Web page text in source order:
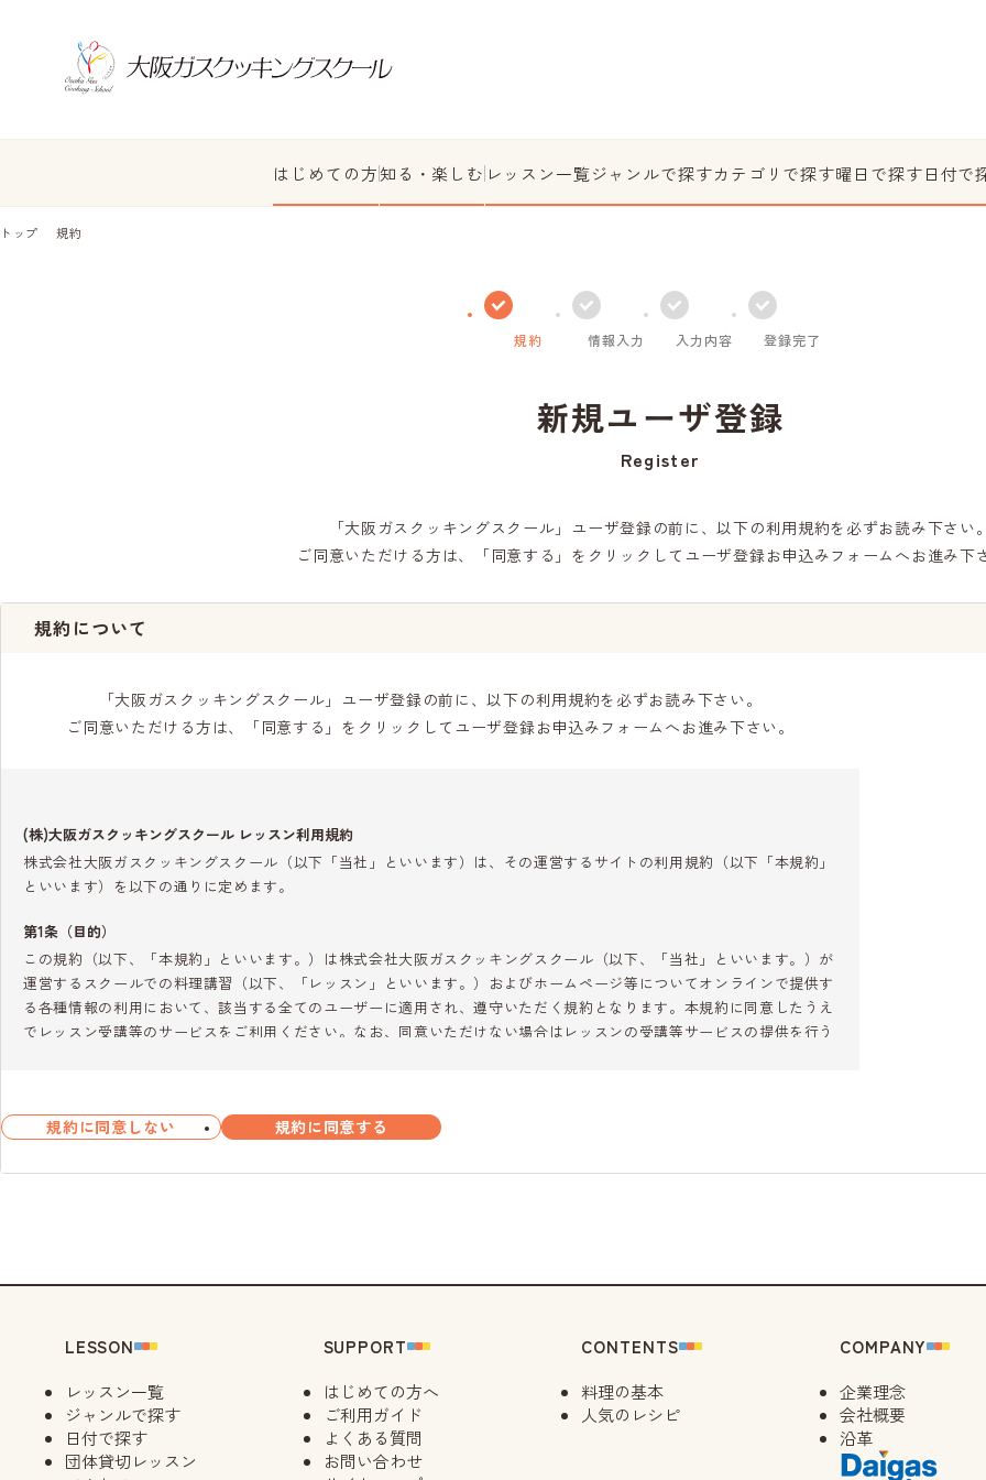
はじめての方知る・楽しむ レッスン一覧ジャンルで探すカテゴリで探す曜日で探す日付で
トップ 規約
規約 情報入力 入力内容 登録完了
新規ユーザ登録
Register
「大阪ガスクッキングスクール」ユーザ登録の前に、以下の利用規約を必ずお読み下さい。
ご同意いただける方は、「同意する」をクリックしてユーザ登録お申込みフォームへお進み下さ
規約について
「大阪ガスクッキングスクール」ユーザ登録の前に、以下の利用規約を必ずお読み下さい。
ご同意いただける方は、「同意する」をクリックしてユーザ登録お申込みフォームへお進み下さい。
(株)大阪ガスクッキングスクール レッスン利用規約
株式会社大阪ガスクッキングスクール（以下「当社」といいます）は、その運営するサイトの利用規約（以下「本規約」
といいます）を以下の通りに定めます。
第1条（目的）
この規約（以下、「本規約」といいます。）は株式会社大阪ガスクッキングスクール（以下、「当社」といいます。）が
運営するスクールでの料理講習（以下、「レッスン」といいます。）およびホームページ等についてオンラインで提供す
る各種情報の利用において、該当する全てのユーザーに適用され、遵守いただく規約となります。本規約に同意したうえ
でレッスン受講等のサービスをご利用ください。なお、同意いただけない場合はレッスンの受講等サービスの提供を行う
1. 「ユーザー」とは、所定のユーザー登録をし当社のレッスンを受講したことのある方（初めての受講申込み中の方も含
2. 「当社サイト」とは、当社が運営する当社ホームページをいいます。
5. 「スクール」とは、レッスンを開催する当社の施設をいいます。
ト上ではシステムの設定上「レッスンの予約」と表しています。当社サイト上の「予約」を行うことが、本規約に定める
「申込み」として取り扱います。
7. 「代表者」とは、当社所定の方法により、自己を含む又は含まない複数名分のレッスン申込みを行うユーザーをいいま
す。
規約に同意しない 規約に同意する
LESSON
レッスン一覧
ジャンルで探す
日付で探す
団体貸切レッスン
SUPPORT
はじめての方へ
ご利用ガイド
よくある質問
お問い合わせ
CONTENTS
料理の基本
人気のレシピ
COMPANY
企業理念
会社概要
沿革